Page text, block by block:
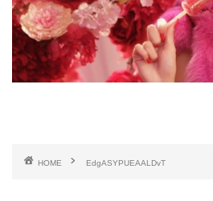
HOME EdgASYPUEAALDvT